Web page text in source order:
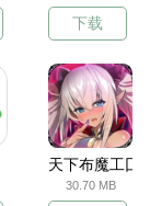
下载
天下布魔工囗
30.70 MB